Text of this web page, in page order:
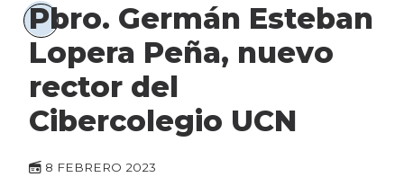
Pbro. Germán Esteban
Lopera Peña, nuevo
rector del
Cibercolegio UCN
8 FEBRERO 2023